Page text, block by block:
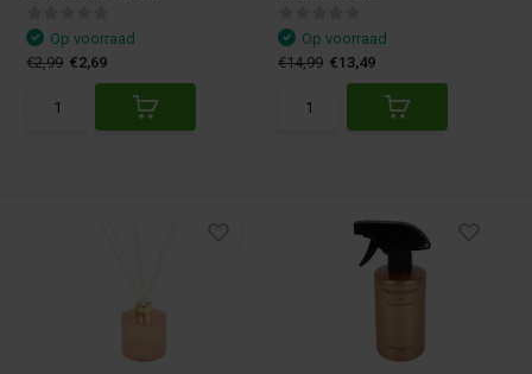
Op voorraad
€2,99 €2,69
Op voorraad
€14,99 €13,49